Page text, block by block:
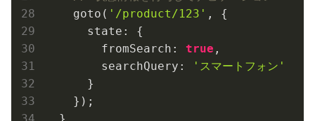
    goto(
'/product/123' , {
state : {
fromSearch : true ,
searchQuery :
'スマートフォン'
      }
    });